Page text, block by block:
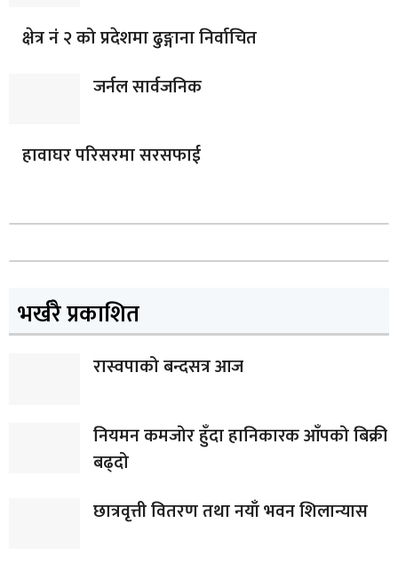
क्षेत्र नं २ को प्रदेशमा ढुङ्गाना निर्वाचित
जर्नल सार्वजनिक
हावाघर परिसरमा सरसफाई
भर्खरै प्रकाशित
रास्वपाको बन्दसत्र आज
नियमन कमजोर हुँदा हानिकारक आँपको बिक्री
बढ्दो
छात्रवृत्ती वितरण तथा नयाँ भवन शिलान्यास